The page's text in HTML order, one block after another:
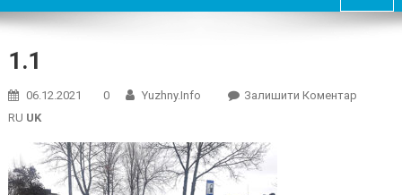
1.1
06.12.2021 0 Yuzhny.info Залишити КоментарOn
RU UK